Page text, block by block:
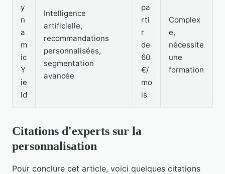
y
n
a
m
ic
Y
ie
ld
Intelligence
artificielle,
recommandations
personnalisées,
segmentation
avancée
pa
rti
r
de
60
€/
mo
is
Complex
e,
nécessite
une
formation
Citations d'experts sur la
personnalisation
Pour conclure cet article, voici quelques citations